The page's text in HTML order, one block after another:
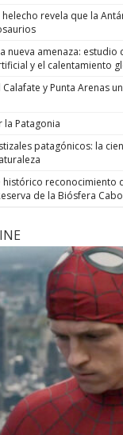
revela que la
nueva amenaza:
y el calentamiento
y Punta Arenas
la Patagonia
patagónicos: la
histórico reconocimiento
de la Biósfera